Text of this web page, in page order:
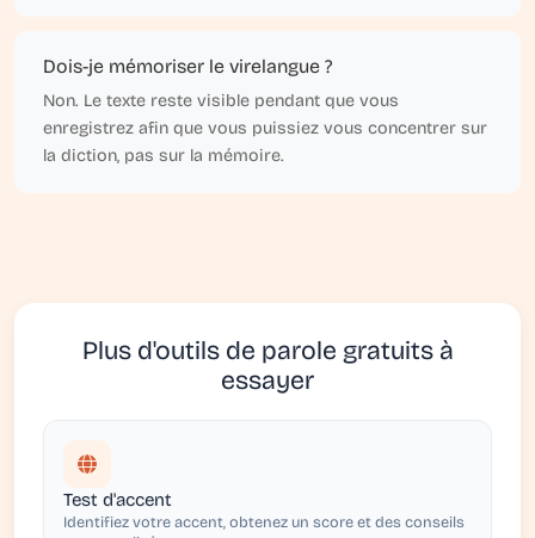
Dois-je mémoriser le virelangue ?
Non. Le texte reste visible pendant que vous
enregistrez afin que vous puissiez vous concentrer sur
la diction, pas sur la mémoire.
Plus d'outils de parole gratuits à
essayer
Test d'accent
Identifiez votre accent, obtenez un score et des conseils